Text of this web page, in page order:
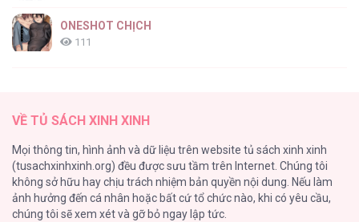
ONESHOT CHỊCH
111
98
TUYỂN TẬP: TRAI CÓ LỒN
92
VỀ TỦ SÁCH XINH XINH
Mọi thông tin, hình ảnh và dữ liệu trên website tủ sách xinh xinh
(tusachxinhxinh.org) đều được sưu tầm trên Internet. Chúng tôi
không sở hữu hay chịu trách nhiệm bản quyền nội dung. Nếu làm
ảnh hưởng đến cá nhân hoặc bất cứ tổ chức nào, khi có yêu cầu,
chúng tôi sẽ xem xét và gỡ bỏ ngay lập tức.